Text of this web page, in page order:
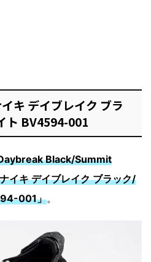
キ デイブレイク ブラ
ト BV4594-001
Black/Summit
イキ デイブレイク ブラック/
001」。